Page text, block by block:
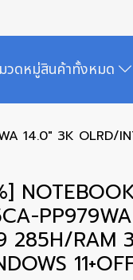
วดหมู่สินค้าทั้งหมด
14.0" 3K OLRD/
285H/RAM